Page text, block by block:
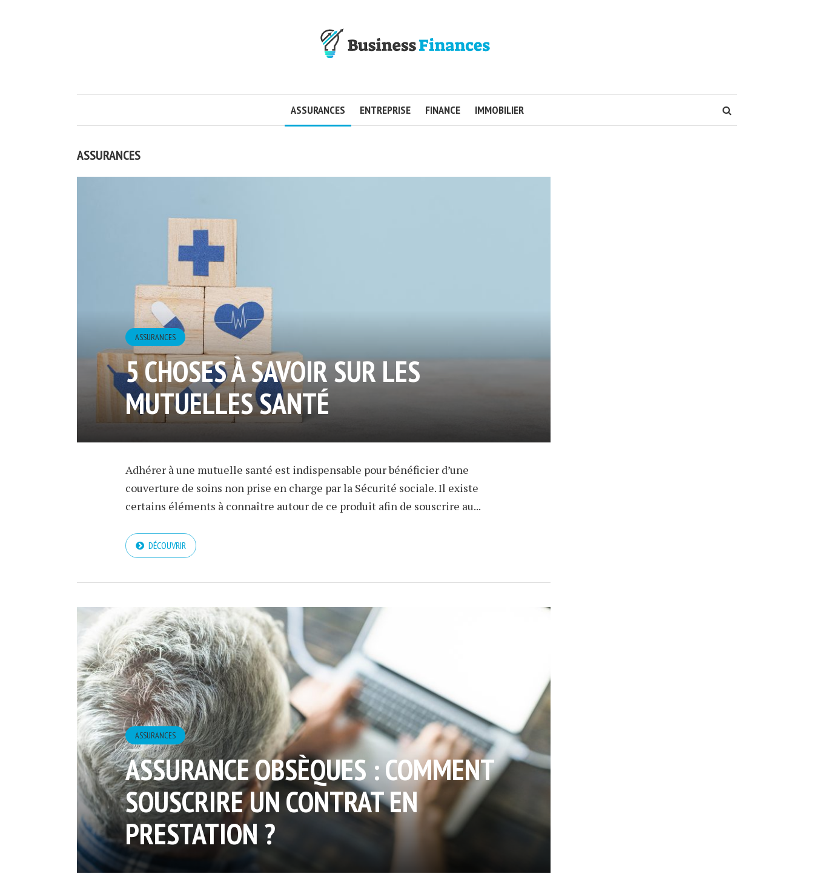
ASSURANCES ENTREPRISE FINANCE IMMOBILIER
ASSURANCES
ASSURANCES
5 CHOSES À SAVOIR SUR LES
MUTUELLES SANTÉ
Adhérer à une mutuelle santé est indispensable pour bénéficier d’une
couverture de soins non prise en charge par la Sécurité sociale. Il existe
certains éléments à connaître autour de ce produit afin de souscrire au...
DÉCOUVRIR
ASSURANCES
ASSURANCE OBSÈQUES : COMMENT
SOUSCRIRE UN CONTRAT EN
PRESTATION ?